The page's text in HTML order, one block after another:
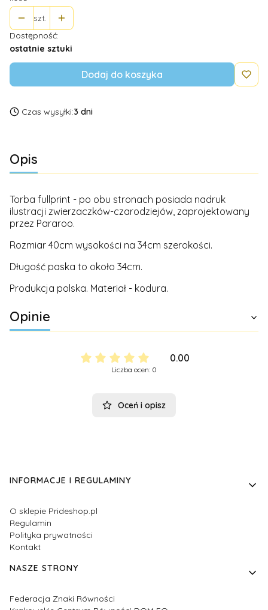
szt.
Dostępność:
ostatnie sztuki
Dodaj do koszyka
Czas wysyłki:3 dni
Opis
Torba fullprint - po obu stronach posiada nadruk
ilustracji zwierzaczków-czarodziejów, zaprojektowany
przez Pararoo.
Rozmiar 40cm wysokości na 34cm szerokości.
Długość paska to około 34cm.
Produkcja polska. Materiał - kodura.
Opinie
0.00
Liczba ocen: 0
Oceń i opisz
Linki w stopce
INFORMACJE I REGULAMINY
O sklepie Prideshop.pl
Regulamin
Polityka prywatności
Kontakt
NASZE STRONY
Federacja Znaki Równości